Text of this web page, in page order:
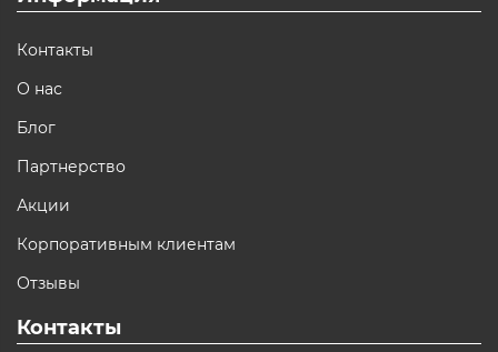
Контакты
О нас
Блог
Партнерство
Акции
Корпоративным клиентам
Отзывы
Контакты